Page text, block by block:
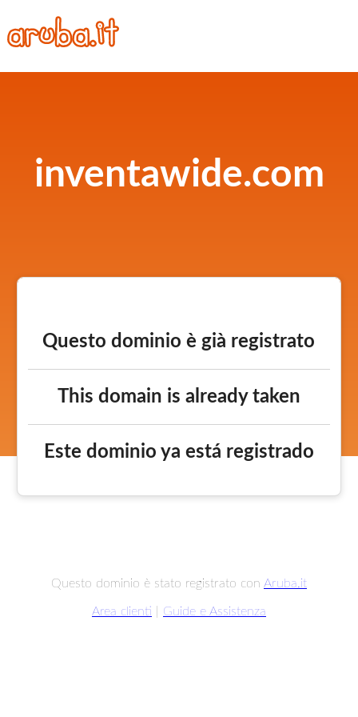
inventawide.com
Questo dominio è già registrato
This domain is already taken
Este dominio ya está registrado
Questo dominio è stato registrato con Aruba.it
Area clienti Guide e Assistenza